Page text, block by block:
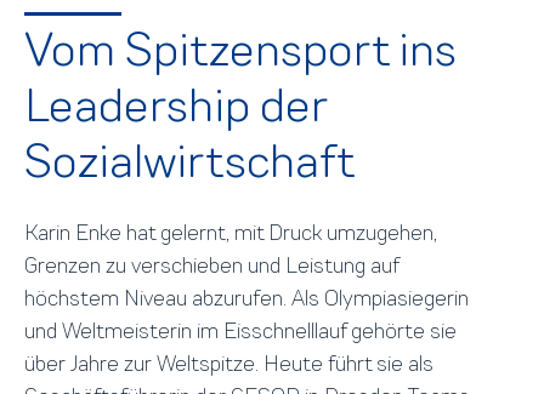
Vom Spitzensport ins
Leadership der
Sozialwirtschaft
Karin Enke hat gelernt, mit Druck umzugehen,
Grenzen zu verschieben und Leistung auf
höchstem Niveau abzurufen. Als Olympiasiegerin
und Weltmeisterin im Eisschnelllauf gehörte sie
über Jahre zur Weltspitze. Heute führt sie als